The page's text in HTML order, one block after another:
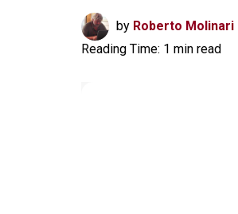
by Roberto Molinari
Reading Time: 1 min read